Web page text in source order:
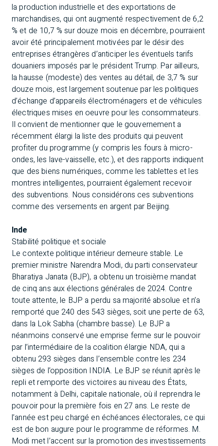
la production industrielle et des exportations de
marchandises, qui ont augmenté respectivement de 6,2
% et de 10,7 % sur douze mois en décembre, pourraient
avoir été principalement motivées par le désir des
entreprises étrangères d’anticiper les éventuels tarifs
douaniers imposés par le président Trump. Par ailleurs,
la hausse (modeste) des ventes au détail, de 3,7 % sur
douze mois, est largement soutenue par les politiques
d’échange d’appareils électroménagers et de véhicules
électriques mises en oeuvre pour les consommateurs.
Il convient de mentionner que le gouvernement a
récemment élargi la liste des produits qui peuvent
profiter du programme (y compris les fours à micro-
ondes, les lave-vaisselle, etc.), et des rapports indiquent
que des biens numériques, comme les tablettes et les
montres intelligentes, pourraient également recevoir
des subventions. Nous considérons ces subventions
comme des versements en argent par Beijing.
Inde
Stabilité politique et sociale
Le contexte politique intérieur demeure stable. Le
premier ministre Narendra Modi, du parti conservateur
Bharatiya Janata (BJP), a obtenu un troisième mandat
de cinq ans aux élections générales de 2024. Contre
toute attente, le BJP a perdu sa majorité absolue et n’a
remporté que 240 des 543 sièges, soit une perte de 63,
dans la Lok Sabha (chambre basse). Le BJP a
néanmoins conservé une emprise ferme sur le pouvoir
par l’intermédiaire de la coalition élargie NDA, qui a
obtenu 293 sièges dans l’ensemble contre les 234
sièges de l’opposition INDIA. Le BJP se réunit après le
repli et remporte des victoires au niveau des États,
notamment à Delhi, capitale nationale, où il reprendra le
pouvoir pour la première fois en 27 ans. Le reste de
l’année est peu chargé en échéances électorales, ce qui
est de bon augure pour le programme de réformes. M.
Modi met l’accent sur la promotion des investissements